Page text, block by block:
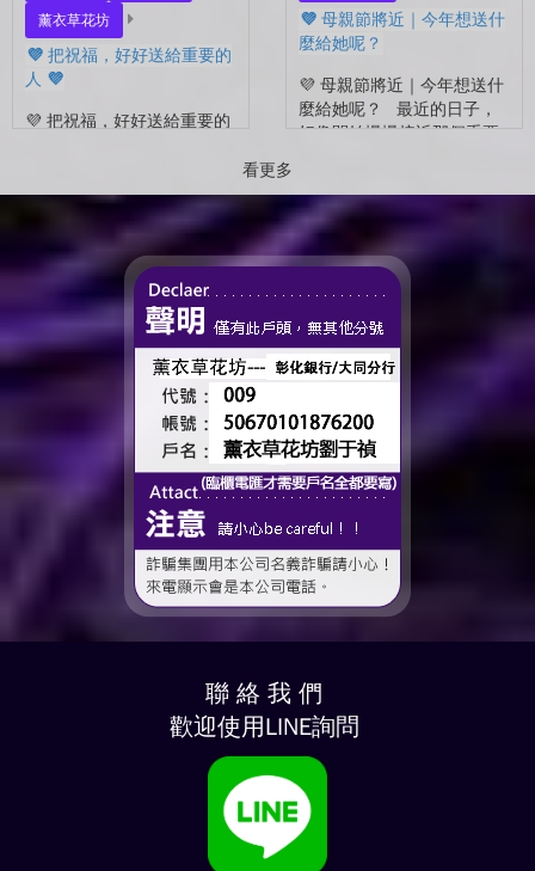
薰衣草花坊
💜 把祝福，好好送給重要的
人 💜
💜 把祝福，好好送給重要的
很多，準備往下一段生活前
進的人。 那些一起走過的
時間、一起熬過的日常，到
了這個...
💜 母親節將近｜今年想送什
麼給她呢？
💜 母親節將近｜今年想送什
麼給她呢？ 最近的日子，
好像開始慢慢接近那個重要
——有一個人，一直都...
看更多
聯 絡 我 們
歡迎使用LINE詢問